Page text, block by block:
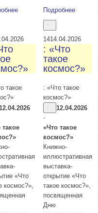
Подробнее
такое
такое
«Что
космос?»,
1414.04.2026
: «Что
такое
космос?»
: «Что такое
космос?»
12.04.2026
-
«Что такое
космос?»
Книжно-
иллюстративная
выставка-
открытие «Что
такое космос?»,
посвященная
Дню